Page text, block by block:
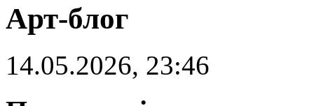
Арт-блог
14.05.2026, 23:46